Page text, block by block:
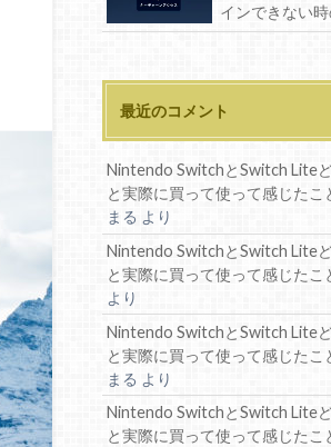
インできない
最近のコメント
Nintendo SwitchとSwitch Lite
と実際に買って使って感じたこ
まる より
Nintendo SwitchとSwitch Lite
と実際に買って使って感じたこ
より
Nintendo SwitchとSwitch Lite
と実際に買って使って感じたこ
まる より
Nintendo SwitchとSwitch Lite
と実際に買って使って感じたこ